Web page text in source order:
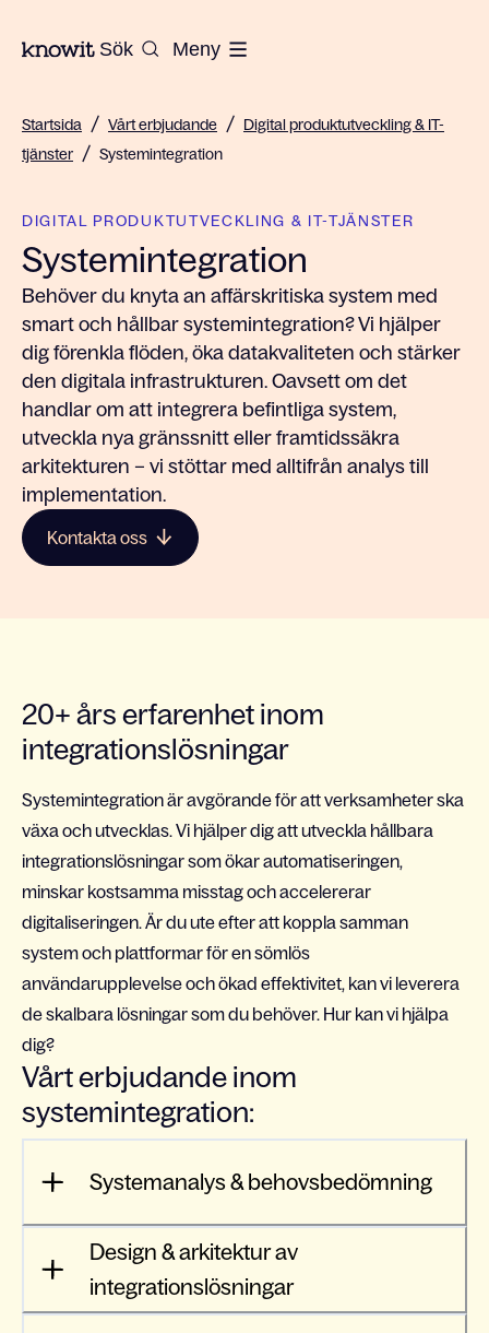
Till startsidan på Knowit
Sök Meny
Startsida / Vårt erbjudande / Digital produktutveckling & IT-
tjänster / Systemintegration
DIGITAL PRODUKTUTVECKLING & IT-TJÄNSTER
Systemintegration
Behöver du knyta an affärskritiska system med
smart och hållbar systemintegration? Vi hjälper
dig förenkla flöden, öka datakvaliteten och stärker
den digitala infrastrukturen. Oavsett om det
handlar om att integrera befintliga system,
utveckla nya gränssnitt eller framtidssäkra
arkitekturen – vi stöttar med alltifrån analys till
implementation.
Kontakta oss
20+ års erfarenhet inom
integrationslösningar
Systemintegration är avgörande för att verksamheter ska
växa och utvecklas. Vi hjälper dig att utveckla hållbara
integrationslösningar som ökar automatiseringen,
minskar kostsamma misstag och accelererar
digitaliseringen. Är du ute efter att koppla samman
system och plattformar för en sömlös
användarupplevelse och ökad effektivitet, kan vi leverera
de skalbara lösningar som du behöver. Hur kan vi hjälpa
dig?
Vårt erbjudande inom
systemintegration:
Systemanalys & behovsbedömning
Design & arkitektur av
integrationslösningar